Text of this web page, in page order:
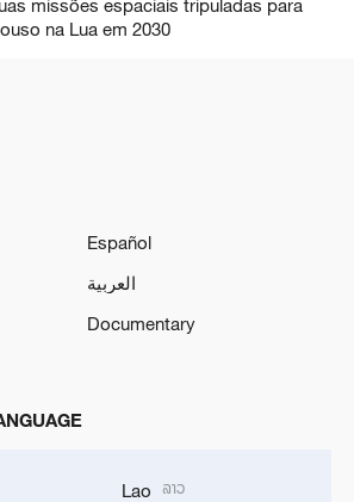
missões espaciais tripuladas para
na Lua em 2030
Español
العربية
Documentary
Lao ລາວ